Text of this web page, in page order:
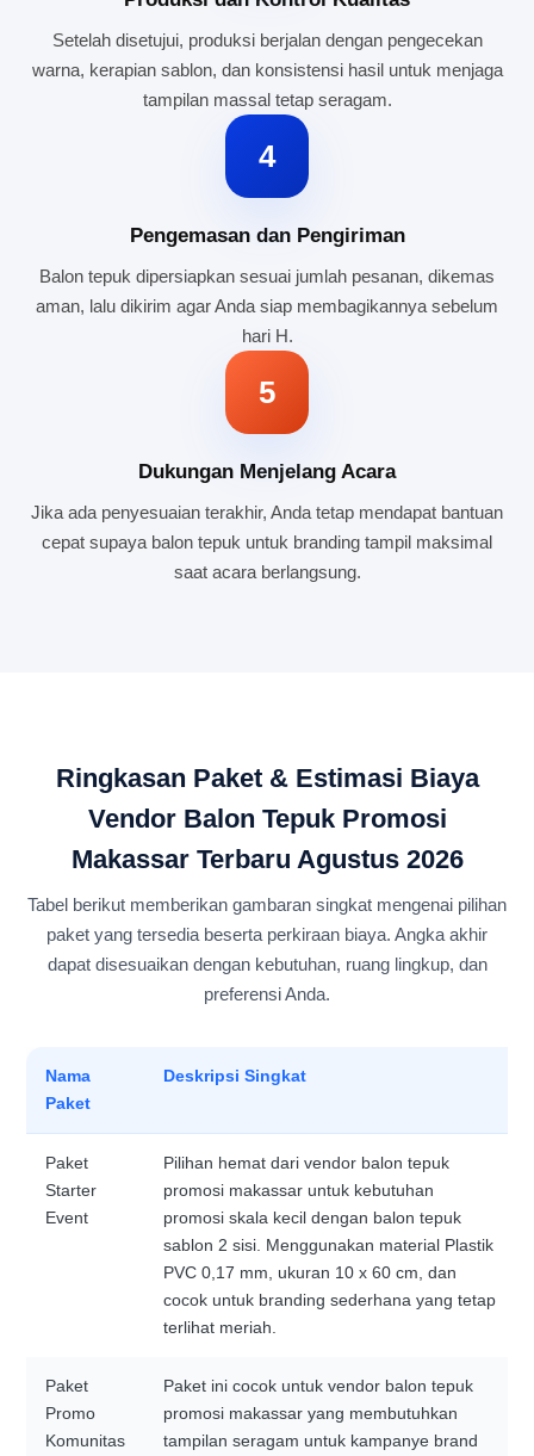
Setelah disetujui, produksi berjalan dengan pengecekan
warna, kerapian sablon, dan konsistensi hasil untuk menjaga
tampilan massal tetap seragam.
4
Pengemasan dan Pengiriman
Balon tepuk dipersiapkan sesuai jumlah pesanan, dikemas
aman, lalu dikirim agar Anda siap membagikannya sebelum
hari H.
5
Dukungan Menjelang Acara
Jika ada penyesuaian terakhir, Anda tetap mendapat bantuan
cepat supaya balon tepuk untuk branding tampil maksimal
saat acara berlangsung.
Ringkasan Paket & Estimasi Biaya
Vendor Balon Tepuk Promosi
Makassar Terbaru Agustus 2026
Tabel berikut memberikan gambaran singkat mengenai pilihan
paket yang tersedia beserta perkiraan biaya. Angka akhir
dapat disesuaikan dengan kebutuhan, ruang lingkup, dan
preferensi Anda.
Nama
Paket
Deskripsi Singkat
Paket
Starter
Event
Pilihan hemat dari vendor balon tepuk
promosi makassar untuk kebutuhan
promosi skala kecil dengan balon tepuk
sablon 2 sisi. Menggunakan material Plastik
PVC 0,17 mm, ukuran 10 x 60 cm, dan
cocok untuk branding sederhana yang tetap
terlihat meriah.
Paket
Promo
Komunitas
Paket ini cocok untuk vendor balon tepuk
promosi makassar yang membutuhkan
tampilan seragam untuk kampanye brand